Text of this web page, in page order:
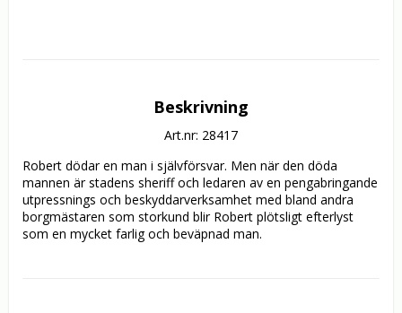
Beskrivning
Art.nr: 28417
Robert dödar en man i självförsvar. Men när den döda
mannen är stadens sheriff och ledaren av en pengabringande
utpressnings och beskyddarverksamhet med bland andra
borgmästaren som storkund blir Robert plötsligt efterlyst
som en mycket farlig och beväpnad man.